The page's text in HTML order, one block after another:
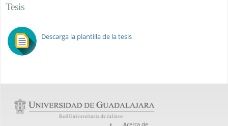
Tesis
Descarga la plantilla de la tesis
Acerca de